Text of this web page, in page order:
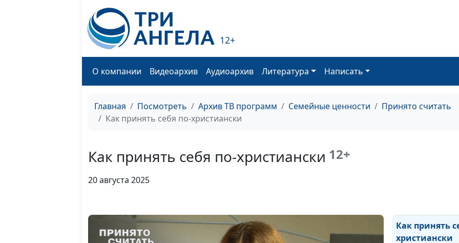
12+
О компании Видеоархив Аудиоархив Литература Написать
Главная Посмотреть Архив ТВ программ Семейные ценности
Принято считать
Как принять себя по-христиански
Как принять себя по-христиански 12+
20 августа 2025
кто нас не
Почему мне
Травма
Как принять
христиански